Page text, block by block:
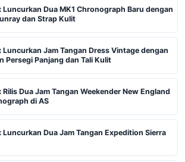
Luncurkan Dua MK1 Chronograph Baru dengan
dan Strap Kulit
Luncurkan Jam Tangan Dress Vintage dengan
Persegi Panjang dan Tali Kulit
Rilis Dua Jam Tangan Weekender New England
di AS
Luncurkan Dua Jam Tangan Expedition Sierra